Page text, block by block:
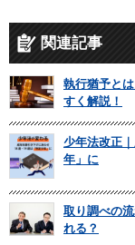
関連記事
執行猶予と
すく解説！
少年法改正
年」に
取り調べの
れる？